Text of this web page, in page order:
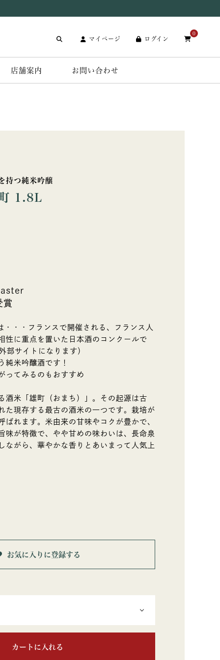
マイページ ログイン
0
店舗案内 お問い合わせ
持つ純米吟醸
1.8L
賞
・・フランスで開催される、フランス人
性に重点を置いた日本酒のコンクールで
部サイトになります）
純米吟醸酒です！
ってみるのもおすすめ
酒米「雄町（おまち）」。その起源は古
た現存する最古の酒米の一つです。栽培が
ばれます。米由来の甘味やコクが豊かで、
味が特徴で、やや甘めの味わいは、長命泉
ながら、華やかな香りとあいまって人気上
お気に入りに登録する
カートに入れる